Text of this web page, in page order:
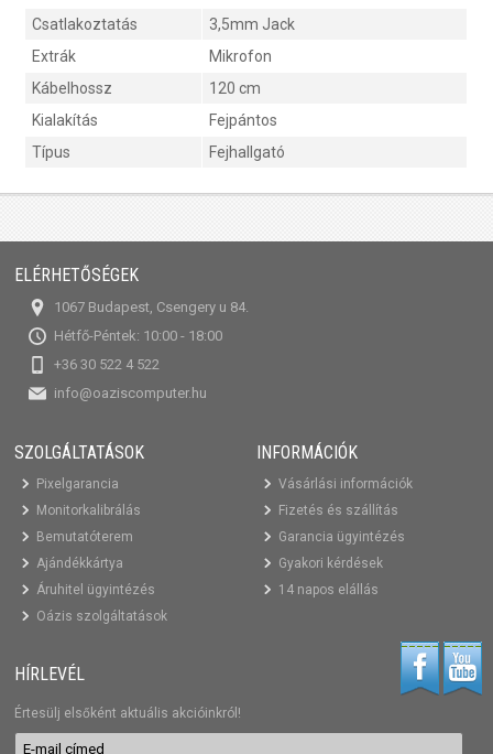
Csatlakoztatás
3,5mm Jack
Extrák
Mikrofon
Kábelhossz
120 cm
Kialakítás
Fejpántos
Típus
Fejhallgató
ELÉRHETŐSÉGEK
1067 Budapest, Csengery u 84.
Hétfő-Péntek: 10:00 - 18:00
+36 30 522 4 522
info@oaziscomputer.hu
SZOLGÁLTATÁSOK
Pixelgarancia
Monitorkalibrálás
Bemutatóterem
Ajándékkártya
Áruhitel ügyintézés
Oázis szolgáltatások
INFORMÁCIÓK
Vásárlási információk
Fizetés és szállítás
Garancia ügyintézés
Gyakori kérdések
14 napos elállás
HÍRLEVÉL
Értesülj elsőként aktuális akcióinkról!